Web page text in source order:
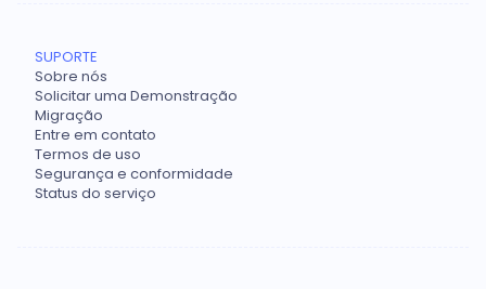
SUPORTE
Sobre nós
Solicitar uma Demonstração
Migração
Entre em contato
Termos de uso
Segurança e conformidade
Status do serviço